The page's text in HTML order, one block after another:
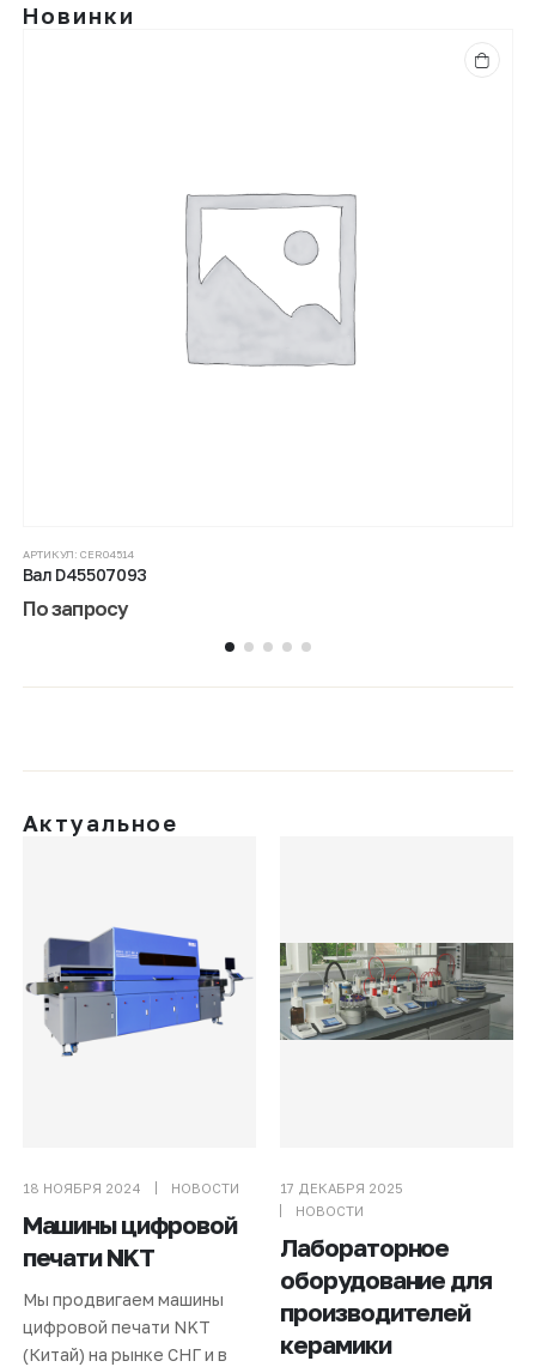
Новинки
АРТИКУЛ: CER04514
Вал D45507093
По запросу
Актуальное
18 НОЯБРЯ 2024 НОВОСТИ
Машины цифровой
печати NKT
Мы продвигаем машины
цифровой печати NKT
(Китай) на рынке СНГ и в
17 ДЕКАБРЯ 2025
НОВОСТИ
Лабораторное
оборудование для
производителей
керамики